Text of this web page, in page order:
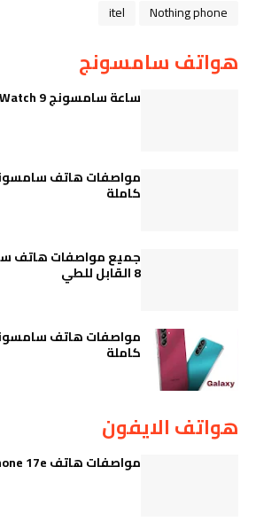
Nothing phone
itel
هواتف سامسونج
ساعة سامسونج Galaxy Watch 9 الذكية
كاملة
8 القابل للطي
كاملة
هواتف الايفون
مواصفات هاتف iPhone 17e كاملا